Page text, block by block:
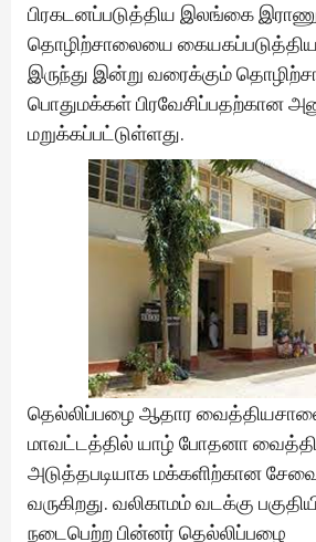
பிரகடனப்படுத்திய இலங்கை
தொழிற்சாலையை
இருந்து இன்று வரைக்கும்
பொதுமக்கள் பிரவேசிப்பதற்கான
மறுக்கப்பட்டுள்ளது.
தெல்லிப்பழை ஆதார
மாவட்டத்தில் யாழ் போதனா
அடுத்தபடியாக மக்களிற்கான
வருகிறது. வலிகாமம் வடக்கு
நடைபெற்ற பின்னர் தெல்லிப்பழை